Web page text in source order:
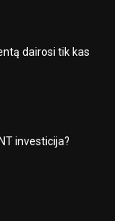
dairosi tik kas
investicija?